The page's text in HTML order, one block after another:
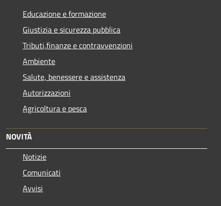
Educazione e formazione
Giustizia e sicurezza pubblica
Tributi,finanze e contravvenzioni
Ambiente
Salute, benessere e assistenza
Autorizzazioni
Agricoltura e pesca
NOVITÀ
Notizie
Comunicati
Avvisi